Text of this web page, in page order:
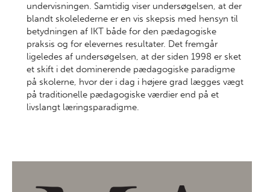
undervisningen. Samtidig viser undersøgelsen, at der
blandt skolelederne er en vis skepsis med hensyn til
betydningen af IKT både for den pædagogiske
praksis og for elevernes resultater. Det fremgår
ligeledes af undersøgelsen, at der siden 1998 er sket
et skift i det dominerende pædagogiske paradigme
på skolerne, hvor der i dag i højere grad lægges vægt
på traditionelle pædagogiske værdier end på et
livslangt læringsparadigme.